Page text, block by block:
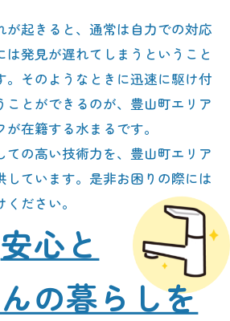
が起きると、通常は自力での対応
は発見が遅れてしまうということ
。そのようなときに迅速に駆け付
ことができるのが、豊山町エリア
在籍する水まるです。
ての高い技術力を、豊山町エリア
しています。是非お困りの際には
ださい。
安心と
の暮らしを